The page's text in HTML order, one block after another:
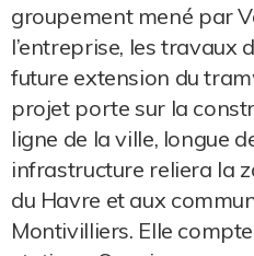
groupement mené par
l’entreprise, les travaux
future extension du
projet porte sur la
ligne de la ville, longue
infrastructure reliera la
du Havre et aux
Montivilliers. Elle